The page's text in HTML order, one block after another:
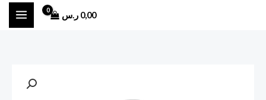
0,00 ر.س